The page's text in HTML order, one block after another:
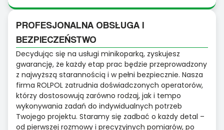
PROFESJONALNA OBSŁUGA I
BEZPIECZEŃSTWO
Decydując się na usługi minikoparką, zyskujesz
gwarancję, że każdy etap prac będzie przeprowadzony
z najwyższą starannością i w pełni bezpiecznie. Nasza
firma ROLPOL zatrudnia doświadczonych operatorów,
którzy dostosowują zarówno rodzaj, jak i tempo
wykonywania zadań do indywidualnych potrzeb
Twojego projektu. Staramy się zadbać o każdy detal –
od pierwszej rozmowy i precyzyjnych pomiarów, po